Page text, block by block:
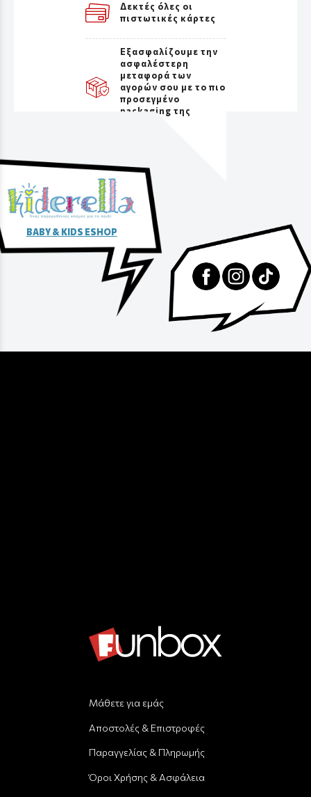
Δεκτές όλες οι
πιστωτικές κάρτες
Εξασφαλίζουμε την
ασφαλέστερη
μεταφορά των
αγορών σου με το πιο
προσεγμένο
packaging της
BABY & KIDS ESHOP
Μάθετε για εμάς
Αποστολές & Επιστροφές
Παραγγελίας & Πληρωμής
Όροι Χρήσης & Ασφάλεια